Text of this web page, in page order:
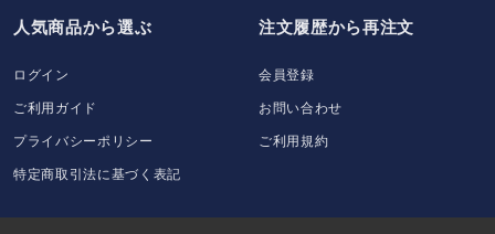
人気商品から選ぶ
注文履歴から再注文
ログイン
会員登録
ご利用ガイド
お問い合わせ
プライバシーポリシー
ご利用規約
特定商取引法に基づく表記